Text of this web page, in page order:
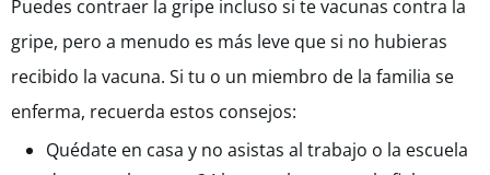
Puedes contraer la gripe incluso si te vacunas contra la
gripe, pero a menudo es más leve que si no hubieras
recibido la vacuna. Si tu o un miembro de la familia se
enferma, recuerda estos consejos:
Quédate en casa y no asistas al trabajo o la escuela